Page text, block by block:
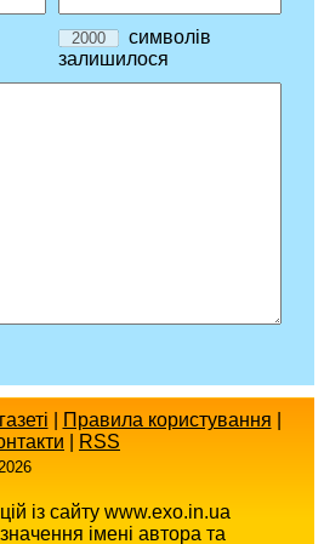
символів
залишилося
Правила користування
RSS
із сайту www.exo.in.ua
імені автора та